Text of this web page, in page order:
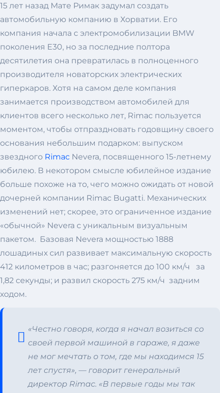
15 лет назад Мате Римак задумал создать
автомобильную компанию в Хорватии. Его
компания начала с электромобилизации BMW
поколения E30, но за последние полтора
десятилетия она превратилась в полноценного
производителя новаторских электрических
гиперкаров. Хотя на самом деле компания
занимается производством автомобилей для
клиентов всего несколько лет, Rimac пользуется
моментом, чтобы отпраздновать годовщину своего
основания небольшим подарком: выпуском
звездного Rimac Nevera, посвященного 15-летнему
юбилею. В некотором смысле юбилейное издание
больше похоже на то, чего можно ожидать от новой
дочерней компании Rimac Bugatti. Механических
изменений нет; скорее, это ограниченное издание
«обычной» Nevera с уникальным визуальным
пакетом. Базовая Nevera мощностью 1888
лошадиных сил развивает максимальную скорость
412 километров в час; разгоняется до 100 км/ч за
1,82 секунды; и развил скорость 275 км/ч задним
ходом.
«Честно говоря, когда я начал возиться со
своей первой машиной в гараже, я даже
не мог мечтать о том, где мы находимся 15
лет спустя», — говорит генеральный
директор Rimac. «В первые годы мы так